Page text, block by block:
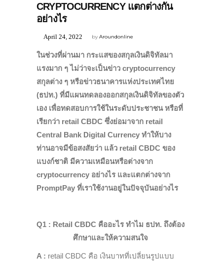
CRYPTOCURRENCY แตกต่างกัน
อย่างไร
byAroundonline
April 24, 2022
ในช่วงที่ผ่านมา กระแสของสกุลเงินดิจิทัลมา
แรงมาก ๆ ไม่ว่าจะเป็นข่าว cryptocurrency
สกุลต่าง ๆ หรือข่าวธนาคารแห่งประเทศไทย
(ธปท.) ที่มีแผนทดลองออกสกุลเงินดิจิทัลของตัว
เอง เพื่อทดสอบการใช้ในระดับประชาชน หรือที่
เรียกว่า retail CBDC ซึ่งย่อมาจาก retail
Central Bank Digital Currency ทำให้บาง
ท่านอาจมีข้อสงสัยว่า แล้ว retail CBDC ของ
แบงก์ชาติ มีความเหมือนหรือต่างจาก
cryptocurrency อย่างไร และแตกต่างจาก
PromptPay ที่เราใช้งานอยู่ในปัจจุบันอย่างไร
Q1 : Retail CBDC คืออะไร ทำไม ธปท. ถึงต้อง
ศึกษาและให้ความสนใจ
A : retail CBDC คือ เงินบาทที่เปลี่ยนรูปแบบ